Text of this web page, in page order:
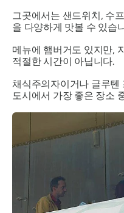
그곳에서는 샌드위치, 수
을 다양하게 맛볼 수 있습
메뉴에 햄버거도 있지만,
적절한 시간이 아닙니다.
채식주의자이거나 글루텐
도시에서 가장 좋은 장소